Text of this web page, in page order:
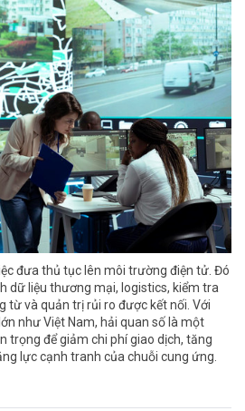
đưa thủ tục lên môi trường điện tử. Đó
dữ liệu thương mại, logistics, kiểm tra
từ và quản trị rủi ro được kết nối. Với
như Việt Nam, hải quan số là một
trọng để giảm chi phí giao dịch, tăng
lực cạnh tranh của chuỗi cung ứng.